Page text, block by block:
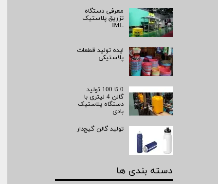
معرفی دستگاه
تزریق پلاستیک
IML
ایده تولید قطعات
پلاستیکی
0 تا 100 تولید
گالن 4 لیتری با
دستگاه پلاستیک
بادی
تولید گالن گیج‌دار
دسته بندی ها